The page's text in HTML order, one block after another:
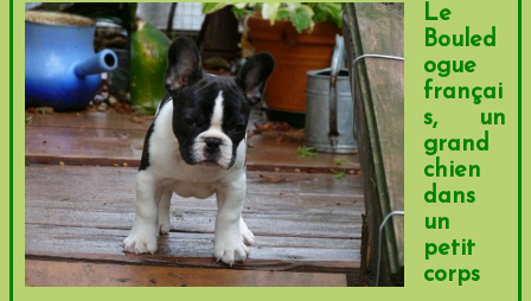
Le
Bouled
ogue
françai
s, un
grand
chien
dans
un
petit
corps